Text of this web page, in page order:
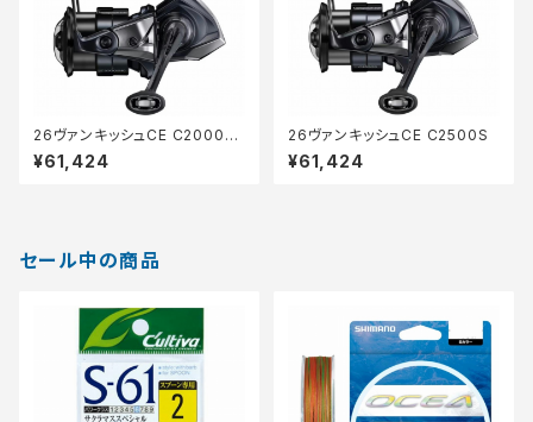
26ヴァンキッシュCE C2000S
HG
¥61,424
26ヴァンキッシュCE C2500S
¥61,424
セール中の商品